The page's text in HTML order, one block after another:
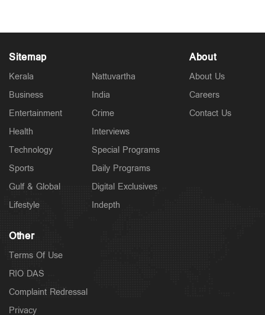
Sitemap
Kerala
Business
Entertainment
Health
Technology
Sports
Gulf & Global
Lifestyle
Nattuvartha
India
Crime
Interviews
Special Programs
Daily Programs
Digital Exclusives
Indepth
About
About Us
Careers
Contact Us
Other
Terms Of Use
RIO DAS
Complaint Redressal
Privacy